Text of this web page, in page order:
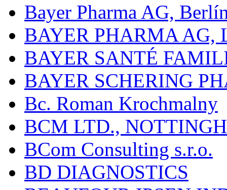
Bayer Pharma AG,
BAYER PHARMA AG,
BAYER SANTÉ
BAYER SCHERING
Bc. Roman Krochmalny
BCM LTD.,
BCom Consulting s.r.o.
BD DIAGNOSTICS